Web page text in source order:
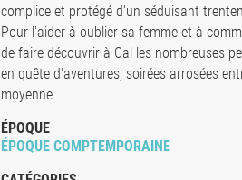
complice et protégé d'un séduisant
Pour l'aider à oublier sa femme et à
de faire découvrir à Cal les nombreuses
en quête d'aventures, soirées arrosées
moyenne.
ÉPOQUE
ÉPOQUE COMPTEMPORAINE